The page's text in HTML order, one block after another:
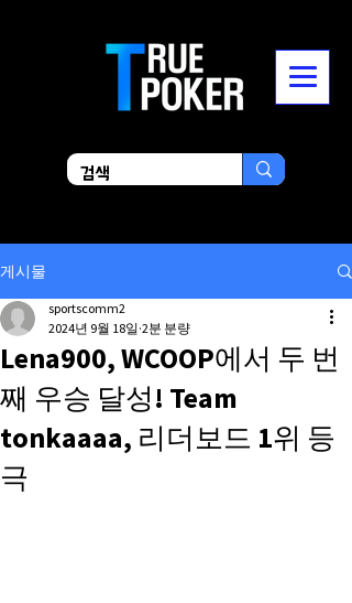
게시물
Lena900, WCOOP에서 두 번
째 우승 달성! Team
tonkaaaa, 리더보드 1위 등
극
sportscomm2
2024년 9월 18일 2분 분량